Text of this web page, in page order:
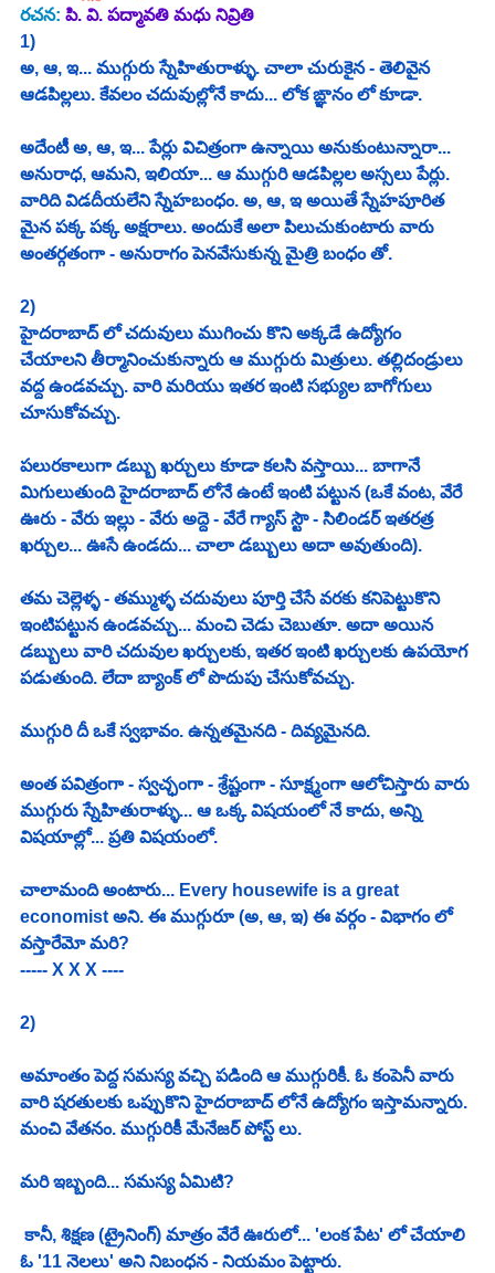
రచన: పి. వి. పద్మావతి మధు నివ్రితి
1)
అ, ఆ, ఇ... ముగ్గురు స్నేహితురాళ్ళు. చాలా చురుకైన - తెలివైన
ఆడపిల్లలు. కేవలం చదువుల్లోనే కాదు... లోక ఙ్ఞానం లో కూడా.
అదేంటీ అ, ఆ, ఇ... పేర్లు విచిత్రంగా ఉన్నాయి అనుకుంటున్నారా...
అనురాధ, ఆమని, ఇలియా... ఆ ముగ్గురి ఆడపిల్లల అస్సలు పేర్లు.
వారిది విడదీయలేని స్నేహబంధం. అ, ఆ, ఇ అయితే స్నేహపూరిత
మైన పక్క పక్క అక్షరాలు. అందుకే అలా పిలుచుకుంటారు వారు
అంతర్గతంగా - అనురాగం పెనవేసుకున్న మైత్రి బంధం తో.
2)
హైదరాబాద్ లో చదువులు ముగించు కొని అక్కడే ఉద్యోగం
చేయాలని తీర్మానించుకున్నారు ఆ ముగ్గురు మిత్రులు. తల్లిదండ్రులు
వద్ద ఉండవచ్చు. వారి మరియు ఇతర ఇంటి సభ్యుల బాగోగులు
చూసుకోవచ్చు.
పలురకాలుగా డబ్బు ఖర్చులు కూడా కలసి వస్తాయి... బాగానే
మిగులుతుంది హైదరాబాద్ లోనే ఉంటే ఇంటి పట్టున (ఒకే వంట, వేరే
ఊరు - వేరు ఇల్లు - వేరు అద్దె - వేరే గ్యాస్ స్టౌ - సిలిండర్ ఇతరత్ర
ఖర్చుల... ఊసే ఉండదు... చాలా డబ్బులు అదా అవుతుంది).
తమ చెల్లెళ్ళ - తమ్ముళ్ళ చదువులు పూర్తి చేసే వరకు కనిపెట్టుకొని
ఇంటిపట్టున ఉండవచ్చు... మంచి చెడు చెబుతూ. అదా అయిన
డబ్బులు వారి చదువుల ఖర్చులకు, ఇతర ఇంటి ఖర్చులకు ఉపయోగ
పడుతుంది. లేదా బ్యాంక్ లో పొదుపు చేసుకోవచ్చు.
ముగ్గురి దీ ఒకే స్వభావం. ఉన్నతమైనది - దివ్యమైనది.
అంత పవిత్రంగా - స్వచ్ఛంగా - శ్రేష్టంగా - సూక్ష్మంగా ఆలోచిస్తారు వారు
ముగ్గురు స్నేహితురాళ్ళు... ఆ ఒక్క విషయంలో నే కాదు, అన్ని
విషయాల్లో... ప్రతి విషయంలో.
చాలామంది అంటారు... Every housewife is a great
economist అని. ఈ ముగ్గురూ (అ, ఆ, ఇ) ఈ వర్గం - విభాగం లో
వస్తారేమో మరి?
----- X X X ----
2)
అమాంతం పెద్ద సమస్య వచ్చి పడింది ఆ ముగ్గురికీ. ఓ కంపెనీ వారు
వారి షరతులకు ఒప్పుకొని హైదరాబాద్ లోనే ఉద్యోగం ఇస్తామన్నారు.
మంచి వేతనం. ముగ్గురికీ మేనేజర్ పోస్ట్ లు.
మరి ఇబ్బంది... సమస్య ఏమిటి?
కానీ, శిక్షణ (ట్రైనింగ్) మాత్రం వేరే ఊరులో... 'లంక పేట' లో చేయాలి
ఓ '11 నెలలు' అని నిబంధన - నియమం పెట్టారు.